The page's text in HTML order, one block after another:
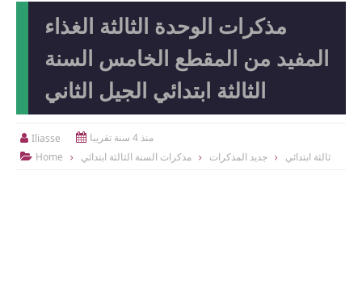
مذكرات الوحدة الثالثة الغذاء
المفيد من المقطع الخامس السنة
الثالثة ابتدائي الجيل الثاني
 Iliasse  منذ 4 سنة تقريبا
 Home ثالثة ابتدائي جديد المذكرات مذكرات السنة الثالثة ابتدائي